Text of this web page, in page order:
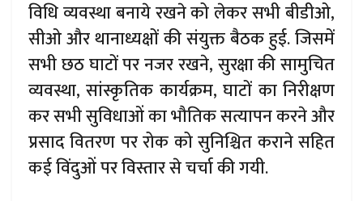
विधि व्यवस्था बनाये रखने को लेकर सभी बीडीओ,
सीओ और थानाध्यक्षों की संयुक्त बैठक हुई. जिसमें
सभी छठ घाटों पर नजर रखने, सुरक्षा की सामुचित
व्यवस्था, सांस्कृतिक कार्यक्रम, घाटों का निरीक्षण
कर सभी सुविधाओं का भौतिक सत्यापन करने और
प्रसाद वितरण पर रोक को सुनिश्चित कराने सहित
कई विंदुओं पर विस्तार से चर्चा की गयी.